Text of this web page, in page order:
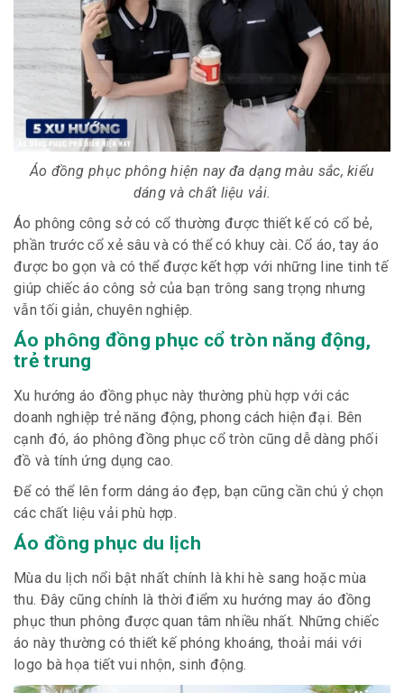
Áo đồng phục phông hiện nay đa dạng màu sắc, kiểu
dáng và chất liệu vải.
Áo phông công sở có cổ thường được thiết kế có cổ bẻ,
phần trước cổ xẻ sâu và có thể có khuy cài. Cổ áo, tay áo
được bo gọn và có thể được kết hợp với những line tinh tế
giúp chiếc áo công sở của bạn trông sang trọng nhưng
vẫn tối giản, chuyên nghiệp.
Áo phông đồng phục cổ tròn năng động,
trẻ trung
Xu hướng áo đồng phục này thường phù hợp với các
doanh nghiệp trẻ năng động, phong cách hiện đại. Bên
cạnh đó, áo phông đồng phục cổ tròn cũng dễ dàng phối
đồ và tính ứng dụng cao.
Để có thể lên form dáng áo đẹp, bạn cũng cần chú ý chọn
các chất liệu vải phù hợp.
Áo đồng phục du lịch
Mùa du lịch nổi bật nhất chính là khi hè sang hoặc mùa
thu. Đây cũng chính là thời điểm xu hướng may áo đồng
phục thun phông được quan tâm nhiều nhất. Những chiếc
áo này thường có thiết kế phóng khoáng, thoải mái với
logo bà họa tiết vui nhộn, sinh động.